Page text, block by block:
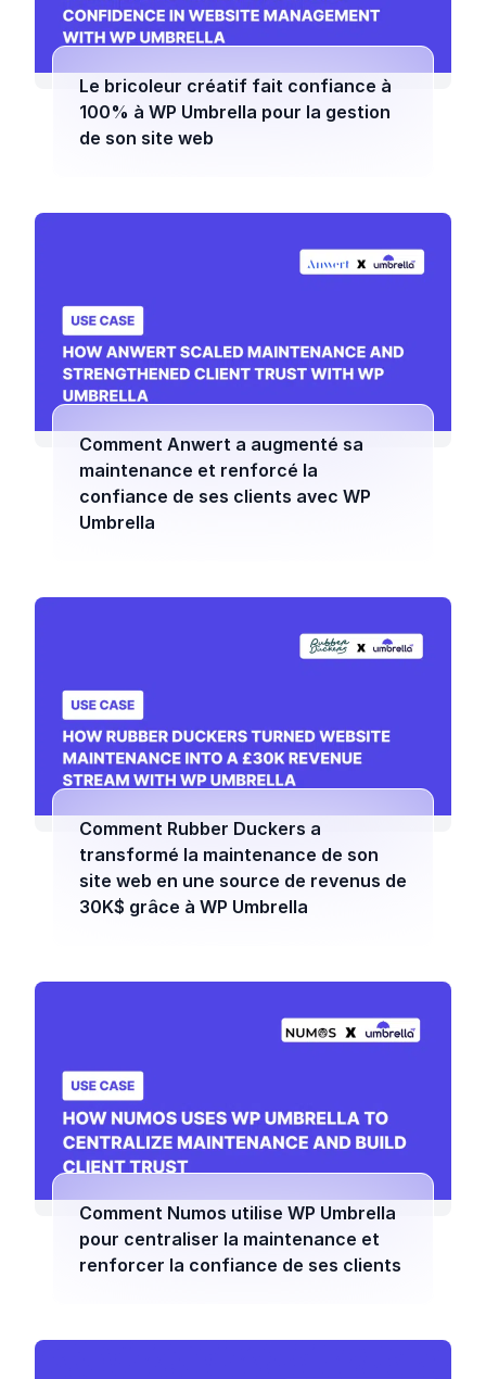
Le bricoleur créatif fait confiance à
100% à WP Umbrella pour la gestion
de son site web
Comment Anwert a augmenté sa
maintenance et renforcé la
confiance de ses clients avec WP
Umbrella
Comment Rubber Duckers a
transformé la maintenance de son
site web en une source de revenus de
30K$ grâce à WP Umbrella
Comment Numos utilise WP Umbrella
pour centraliser la maintenance et
renforcer la confiance de ses clients